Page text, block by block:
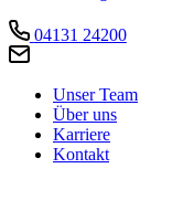
04131 24200
Unser Team
Über uns
Karriere
Kontakt